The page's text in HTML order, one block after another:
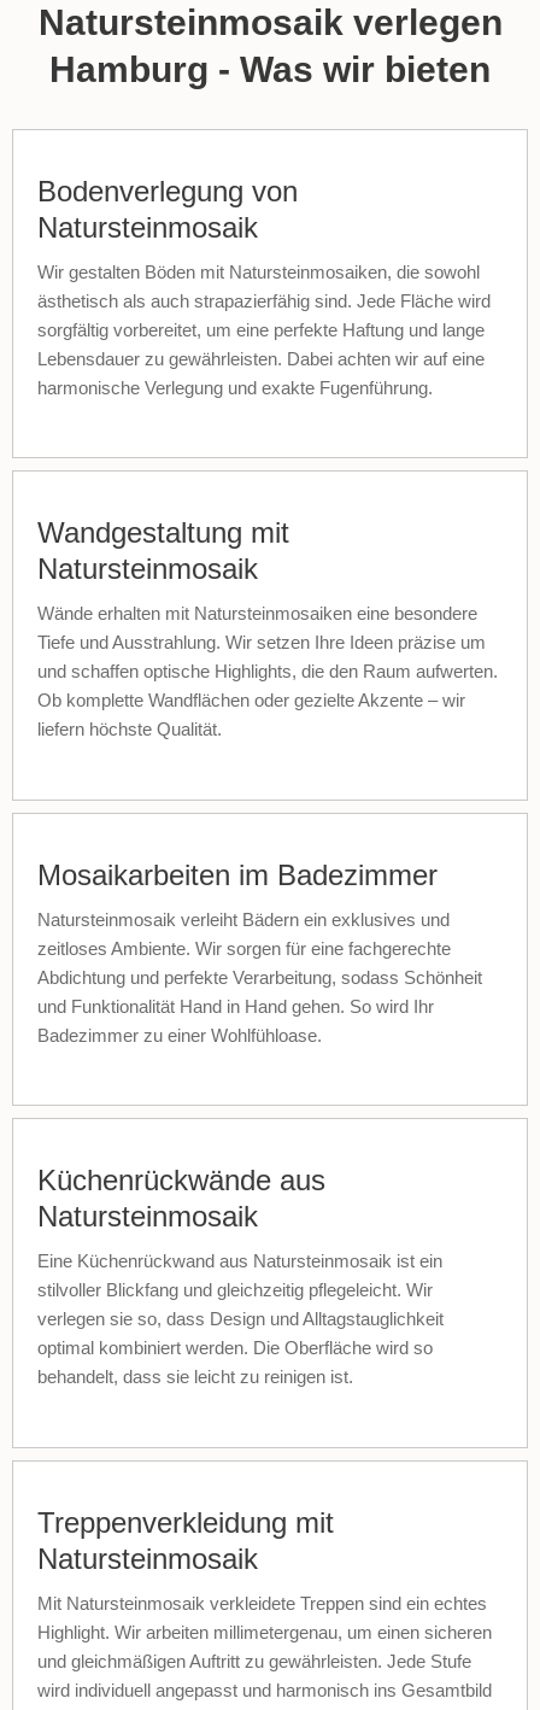
Natursteinmosaik verlegen
Hamburg - Was wir bieten
Bodenverlegung von
Natursteinmosaik
Wir gestalten Böden mit Natursteinmosaiken, die sowohl
ästhetisch als auch strapazierfähig sind. Jede Fläche wird
sorgfältig vorbereitet, um eine perfekte Haftung und lange
Lebensdauer zu gewährleisten. Dabei achten wir auf eine
harmonische Verlegung und exakte Fugenführung.
Wandgestaltung mit
Natursteinmosaik
Wände erhalten mit Natursteinmosaiken eine besondere
Tiefe und Ausstrahlung. Wir setzen Ihre Ideen präzise um
und schaffen optische Highlights, die den Raum aufwerten.
Ob komplette Wandflächen oder gezielte Akzente – wir
liefern höchste Qualität.
Mosaikarbeiten im Badezimmer
Natursteinmosaik verleiht Bädern ein exklusives und
zeitloses Ambiente. Wir sorgen für eine fachgerechte
Abdichtung und perfekte Verarbeitung, sodass Schönheit
und Funktionalität Hand in Hand gehen. So wird Ihr
Badezimmer zu einer Wohlfühloase.
Küchenrückwände aus
Natursteinmosaik
Eine Küchenrückwand aus Natursteinmosaik ist ein
stilvoller Blickfang und gleichzeitig pflegeleicht. Wir
verlegen sie so, dass Design und Alltagstauglichkeit
optimal kombiniert werden. Die Oberfläche wird so
behandelt, dass sie leicht zu reinigen ist.
Treppenverkleidung mit
Natursteinmosaik
Mit Natursteinmosaik verkleidete Treppen sind ein echtes
Highlight. Wir arbeiten millimetergenau, um einen sicheren
und gleichmäßigen Auftritt zu gewährleisten. Jede Stufe
wird individuell angepasst und harmonisch ins Gesamtbild